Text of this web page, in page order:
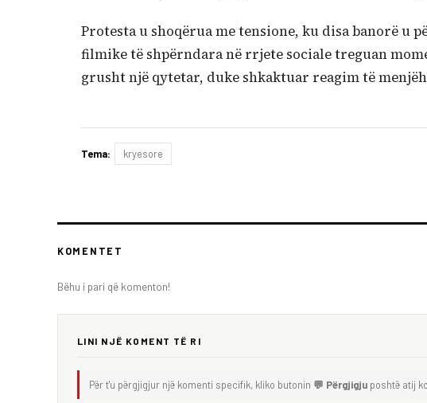
Protesta u shoqërua me tensione, ku disa banorë u
filmike të shpërndara në rrjete sociale treguan
grusht një qytetar, duke shkaktuar reagim të
Tema: kryesore
KOMENTET
Bëhu i pari që komenton!
LINI NJË KOMENT TË RI
Për t'u përgjigjur një komenti specifik, kliko butonin 💬 Përgjigju poshtë atij